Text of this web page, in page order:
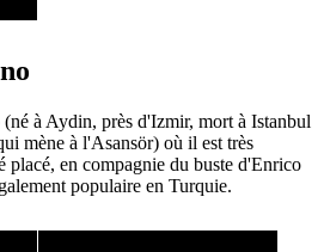
à Aydin, près d'Izmir, mort à Istanbul
mène à l'Asansör) où il est très
placé, en compagnie du buste d'Enrico
populaire en Turquie.